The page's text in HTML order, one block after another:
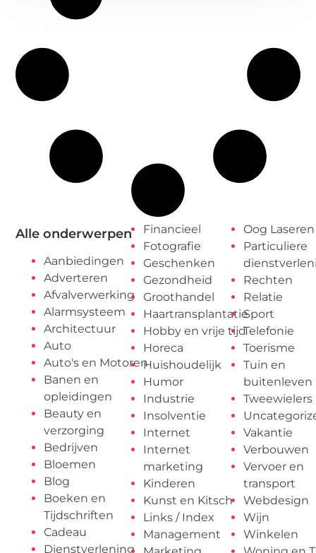
Alle onderwerpen
Aanbiedingen
Adverteren
Afvalverwerking
Alarmsysteem
Architectuur
Auto
Auto's en Motoren
Banen en
opleidingen
Beauty en
verzorging
Bedrijven
Bloemen
Blog
Boeken en
Tijdschriften
Cadeau
Dienstverlening
Financieel
Fotografie
Geschenken
Gezondheid
Groothandel
Haartransplantatie
Hobby en vrije tijd
Horeca
Huishoudelijk
Humor
Industrie
Insolventie
Internet
Internet
marketing
Kinderen
Kunst en Kitsch
Links / Index
Management
Oog Laseren
Particuliere
Rechten
Relatie
Sport
Telefonie
Toerisme
Tuin en
buitenleven
Tweewielers
Vakantie
Verbouwen
Vervoer en
transport
Webdesign
Wijn
Winkelen